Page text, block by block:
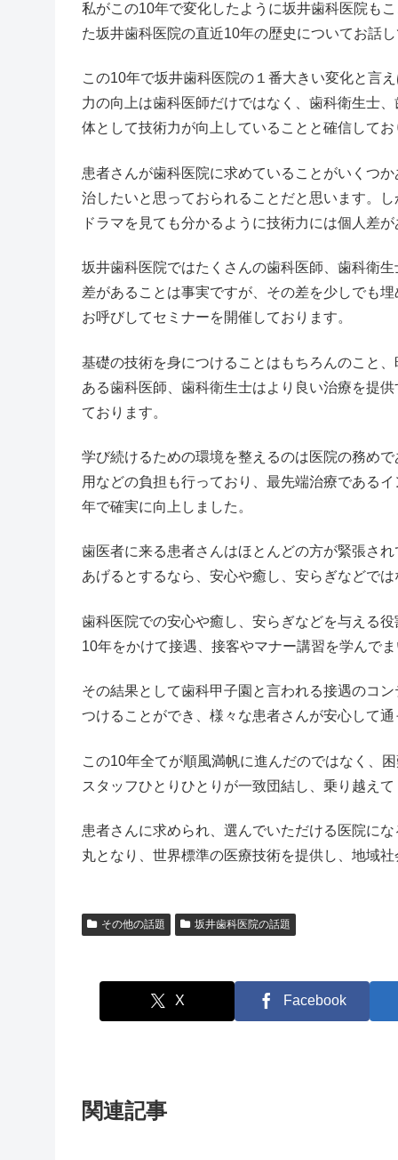
私がこの10年で変化したように坂井歯科医院も
た坂井歯科医院の直近10年の歴史についてお話
この10年で坂井歯科医院の１番大きい変化と言
力の向上は歯科医師だけではなく、歯科衛生士
体として技術力が向上していることと確信してお
患者さんが歯科医院に求めていることがいくつ
治したいと思っておられることだと思います。
ドラマを見ても分かるように技術力には個人差
坂井歯科医院ではたくさんの歯科医師、歯科衛
差があることは事実ですが、その差を少しでも
お呼びしてセミナーを開催しております。
基礎の技術を身につけることはもちろんのこと
ある歯科医師、歯科衛生士はより良い治療を提
ております。
学び続けるための環境を整えるのは医院の務め
用などの負担も行っており、最先端治療である
年で確実に向上しました。
歯医者に来る患者さんはほとんどの方が緊張さ
あげるとするなら、安心や癒し、安らぎなどで
歯科医院での安心や癒し、安らぎなどを与える
10年をかけて接遇、接客やマナー講習を学んで
その結果として歯科甲子園と言われる接遇のコ
つけることができ、様々な患者さんが安心して
この10年全てが順風満帆に進んだのではなく、
スタッフひとりひとりが一致団結し、乗り越え
患者さんに求められ、選んでいただける医院に
丸となり、世界標準の医療技術を提供し、地域
その他の話題 坂井歯科医院の話題
X Facebook
関連記事